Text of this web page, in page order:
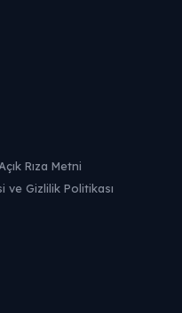
Rıza Metni
ve Gizlilik Politikası